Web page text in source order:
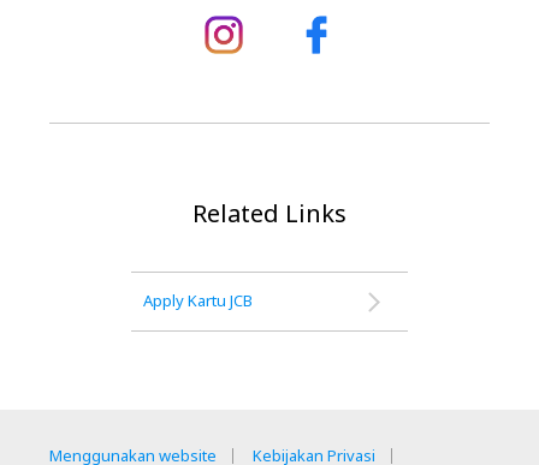
Related Links
Apply Kartu JCB
Menggunakan website Kebijakan Privasi